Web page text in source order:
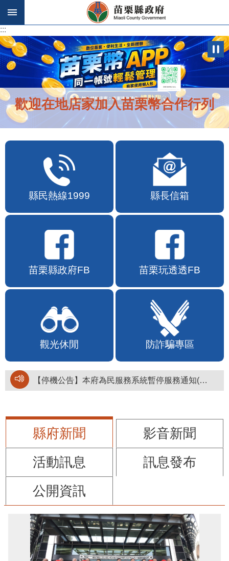
跳到主要內容區塊
:::
:::
歡迎在地店家加入苗栗幣合作行列
縣民熱線1999 縣長信箱
苗栗縣政府FB 苗栗玩透透FB
觀光休閒 防詐騙專區
【停機公告】本府為民服務系統暫停服務通知(停止服務時間：115年8月6日17時至19時)
縣府新聞
影音新聞
活動訊息
訊息發布
公開資訊